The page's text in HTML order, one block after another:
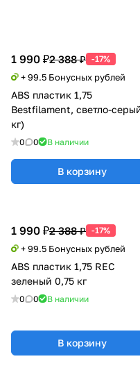
1 990 ₽2 388 ₽ -17%
+ 99.5 Бонусных рублей
ABS пластик 1,75
Bestfilament, светло-
кг)
0 0 В наличии
В корзину
1 990 ₽2 388 ₽ -17%
+ 99.5 Бонусных рублей
ABS пластик 1,75 REC
зеленый 0,75 кг
0 0 В наличии
В корзину